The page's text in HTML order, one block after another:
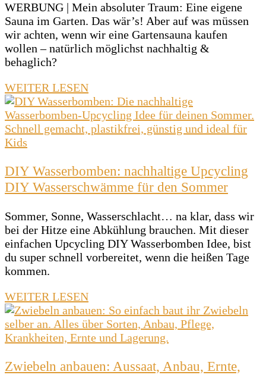
WERBUNG | Mein absoluter Traum: Eine eigene
Sauna im Garten. Das wär’s! Aber auf was müssen
wir achten, wenn wir eine Gartensauna kaufen
wollen – natürlich möglichst nachhaltig &
behaglich?
WEITER LESEN
DIY Wasserbomben: nachhaltige Upcycling
DIY Wasserschwämme für den Sommer
Sommer, Sonne, Wasserschlacht… na klar, dass wir
bei der Hitze eine Abkühlung brauchen. Mit dieser
einfachen Upcycling DIY Wasserbomben Idee, bist
du super schnell vorbereitet, wenn die heißen Tage
kommen.
WEITER LESEN
Zwiebeln anbauen: Aussaat, Anbau, Ernte,